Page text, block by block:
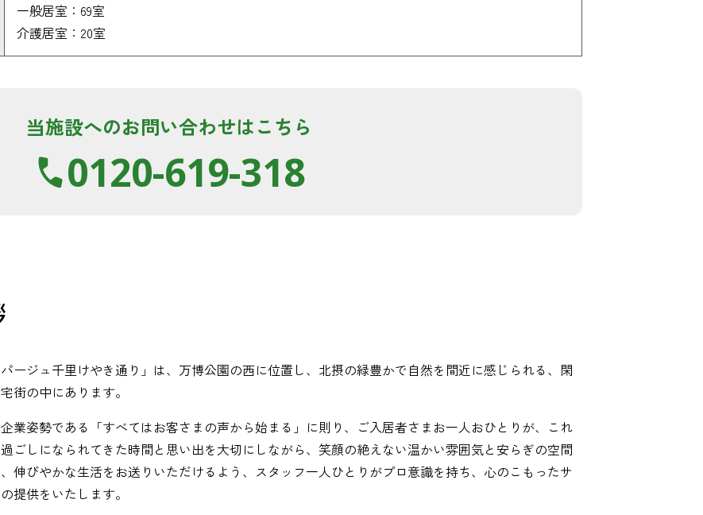
一般居室：69室
介護居室：20室
当施設へのお問い合わせはこちら
0120-619-318
パージュ千里けやき通り」は、万博公園の西に位置し、北摂の緑豊かで自然を間近に感じられる、閑
街の中にあります。
業姿勢である「すべてはお客さまの声から始まる」に則り、ご入居者さまお一人おひとりが、これ
ごしになられてきた時間と思い出を大切にしながら、笑顔の絶えない温かい雰囲気と安らぎの空間
伸びやかな生活をお送りいただけるよう、スタッフ一人ひとりがプロ意識を持ち、心のこもったサ
提供をいたします。